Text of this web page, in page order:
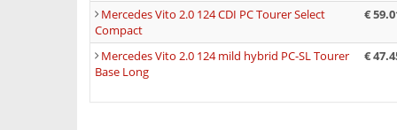
Extralong(5.370 mm).L’altezzaè di 1.910
mm (2.060 mm con retrovisori ripiegati). Il
versioniCompacteLonge3.430 mmper la
Mercedes Vito 2.0 124 CDI PC Tourer Select
Compact
€
Mercedes Vito 2.0 124 mild hybrid PC-SL Tourer
Base Long
€